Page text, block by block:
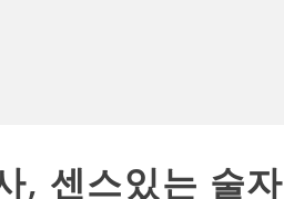
, 센스있는 술자